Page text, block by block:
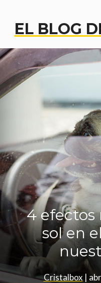
EL BLOG
4 efectos
sol en
Cristalbox |